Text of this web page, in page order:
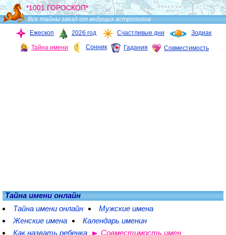
*1001 ГОРОСКОП*
Все тайны звезд от ведущих астрологов
Ежескоп
2026 год Счастливые дни Зодиак
Тайна имени Сонник Гадания Совместимость
Тайна имени онлайн
Тайна имени онлайн
Мужские имена
Женские имена
Календарь именин
Как назвать ребенка
Совместимость имен